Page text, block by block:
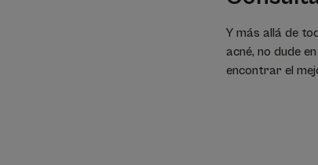
Y más allá de
acné, no dude
encontrar el